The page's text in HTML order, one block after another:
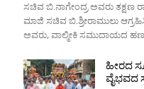
ಸಚಿವ ಬಿ.ನಾಗೇಂದ್ರ ಅವರು ತಕ್ಷಣ
ಮಾಜಿ ಸಚಿವ ಬಿ.ಶ್ರೀರಾಮುಲು
ಅವರು, ವಾಲ್ಮೀಕಿ ಸಮುದಾಯದ
ಹೀರದ
ವೈಭವದ